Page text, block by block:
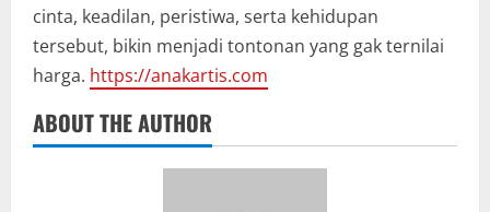
cinta, keadilan, peristiwa, serta kehidupan
tersebut, bikin menjadi tontonan yang gak ternilai
harga. https://anakartis.com
ABOUT THE AUTHOR